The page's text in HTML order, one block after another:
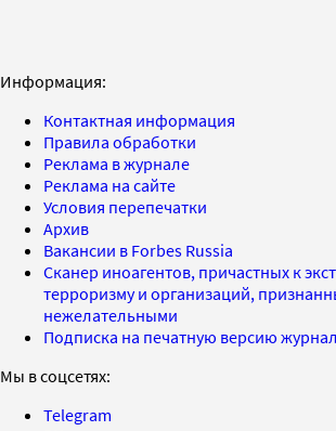
Информация:
Контактная информация
Правила обработки
Реклама в журнале
Реклама на сайте
Условия перепечатки
Архив
Вакансии в Forbes Russia
Сканер иноагентов, причастных к
терроризму и организаций,
нежелательными
Подписка на печатную версию
Мы в соцсетях:
Telegram